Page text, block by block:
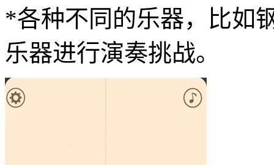
*各种不同的乐器，比如
乐器进行演奏挑战。